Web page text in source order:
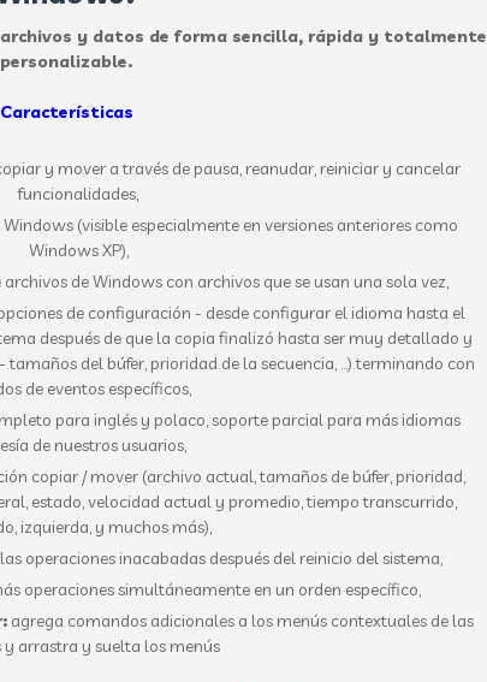
y datos de forma sencilla, rápida y totalmente
personalizable.
Características
y mover a través de pausa, reanudar, reiniciar y cancelar
funcionalidades,
(visible especialmente en versiones anteriores como
Windows XP),
de Windows con archivos que se usan una sola vez,
de configuración - desde configurar el idioma hasta el
después de que la copia finalizó hasta ser muy detallado y
del búfer, prioridad de la secuencia, ...) terminando con
de eventos específicos,
para inglés y polaco, soporte parcial para más idiomas
de nuestros usuarios,
copiar / mover (archivo actual, tamaños de búfer, prioridad,
estado, velocidad actual y promedio, tiempo transcurrido,
izquierda, y muchos más),
operaciones inacabadas después del reinicio del sistema,
operaciones simultáneamente en un orden específico,
agrega comandos adicionales a los menús contextuales de las
y arrastra y suelta los menús